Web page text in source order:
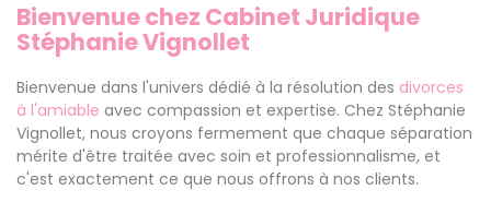
Bienvenue chez Cabinet Juridique
Stéphanie Vignollet
Bienvenue dans l'univers dédié à la résolution des divorces
à l'amiable avec compassion et expertise. Chez Stéphanie
Vignollet, nous croyons fermement que chaque séparation
mérite d'être traitée avec soin et professionnalisme, et
c'est exactement ce que nous offrons à nos clients.